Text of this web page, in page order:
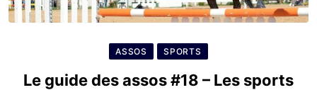
ASSOS SPORTS
Le guide des assos #18 – Les sports